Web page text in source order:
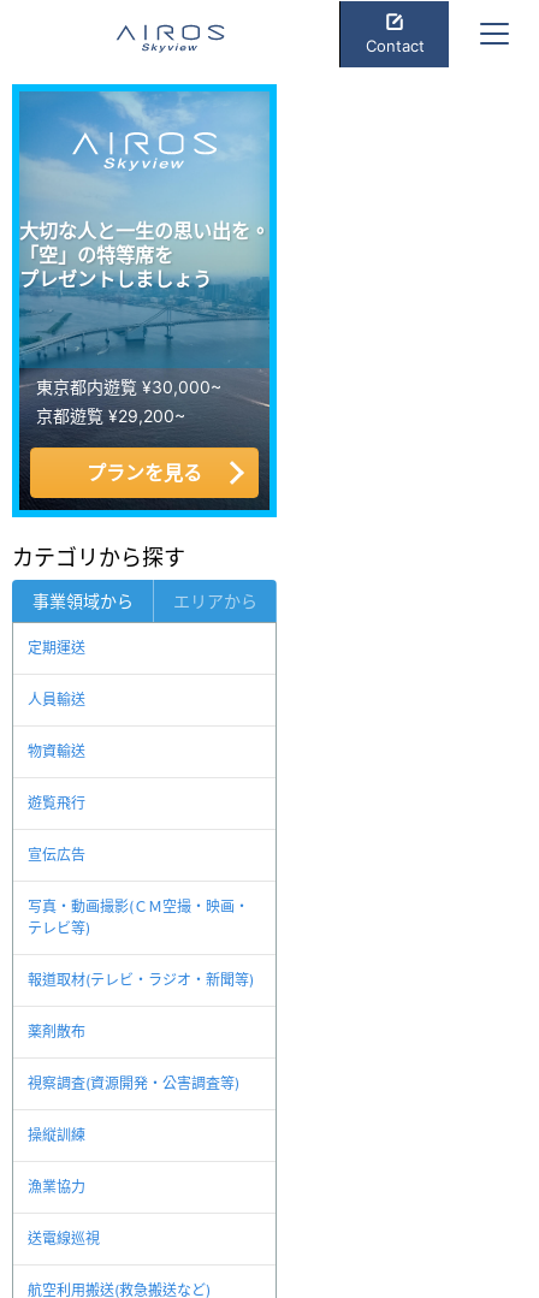
Contact
大切な人と一生の思い出を。
「空」の特等席を
プレゼントしましょう
東京都内遊覧 ¥30,000~
京都遊覧 ¥29,200~
プランを見る
カテゴリから探す
事業領域から エリアから
定期運送
人員輸送
物資輸送
遊覧飛行
宣伝広告
写真・動画撮影(ＣＭ空撮・映画・
テレビ等)
報道取材(テレビ・ラジオ・新聞等)
薬剤散布
視察調査(資源開発・公害調査等)
操縦訓練
漁業協力
送電線巡視
航空利用搬送(救急搬送など)